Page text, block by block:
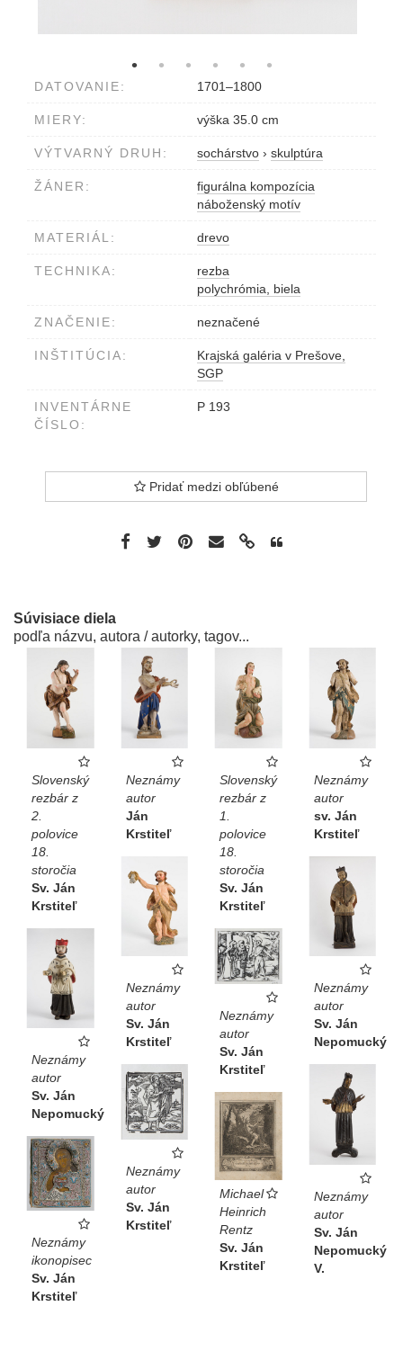
DATOVANIE: 1701–1800
MIERY: výška 35.0 cm
VÝTVARNÝ DRUH: sochárstvo › skulptúra
ŽÁNER:
figurálna kompozícia
náboženský motív
MATERIÁL: drevo
TECHNIKA:
rezba
polychrómia, biela
ZNAČENIE: neznačené
INŠTITÚCIA:
Krajská galéria v Prešove,
SGP
INVENTÁRNE
ČÍSLO:
P 193
Pridať medzi obľúbené
Súvisiace diela
podľa názvu, autora / autorky, tagov...
Slovenský
rezbár z
2.
polovice
18.
storočia
Sv. Ján
Krstiteľ
Neznámy
autor
Ján
Krstiteľ
Slovenský
rezbár z
1.
polovice
18.
storočia
Sv. Ján
Krstiteľ
Neznámy
autor
sv. Ján
Krstiteľ
Neznámy
autor
Sv. Ján
Krstiteľ
Neznámy
autor
Sv. Ján
Nepomucký
Neznámy
autor
Sv. Ján
Nepomucký
Neznámy
autor
Sv. Ján
Krstiteľ
Neznámy
autor
Sv. Ján
Krstiteľ
Neznámy
autor
Sv. Ján
Nepomucký
V.
Michael
Heinrich
Rentz
Sv. Ján
Krstiteľ
Neznámy
ikonopisec
Sv. Ján
Krstiteľ